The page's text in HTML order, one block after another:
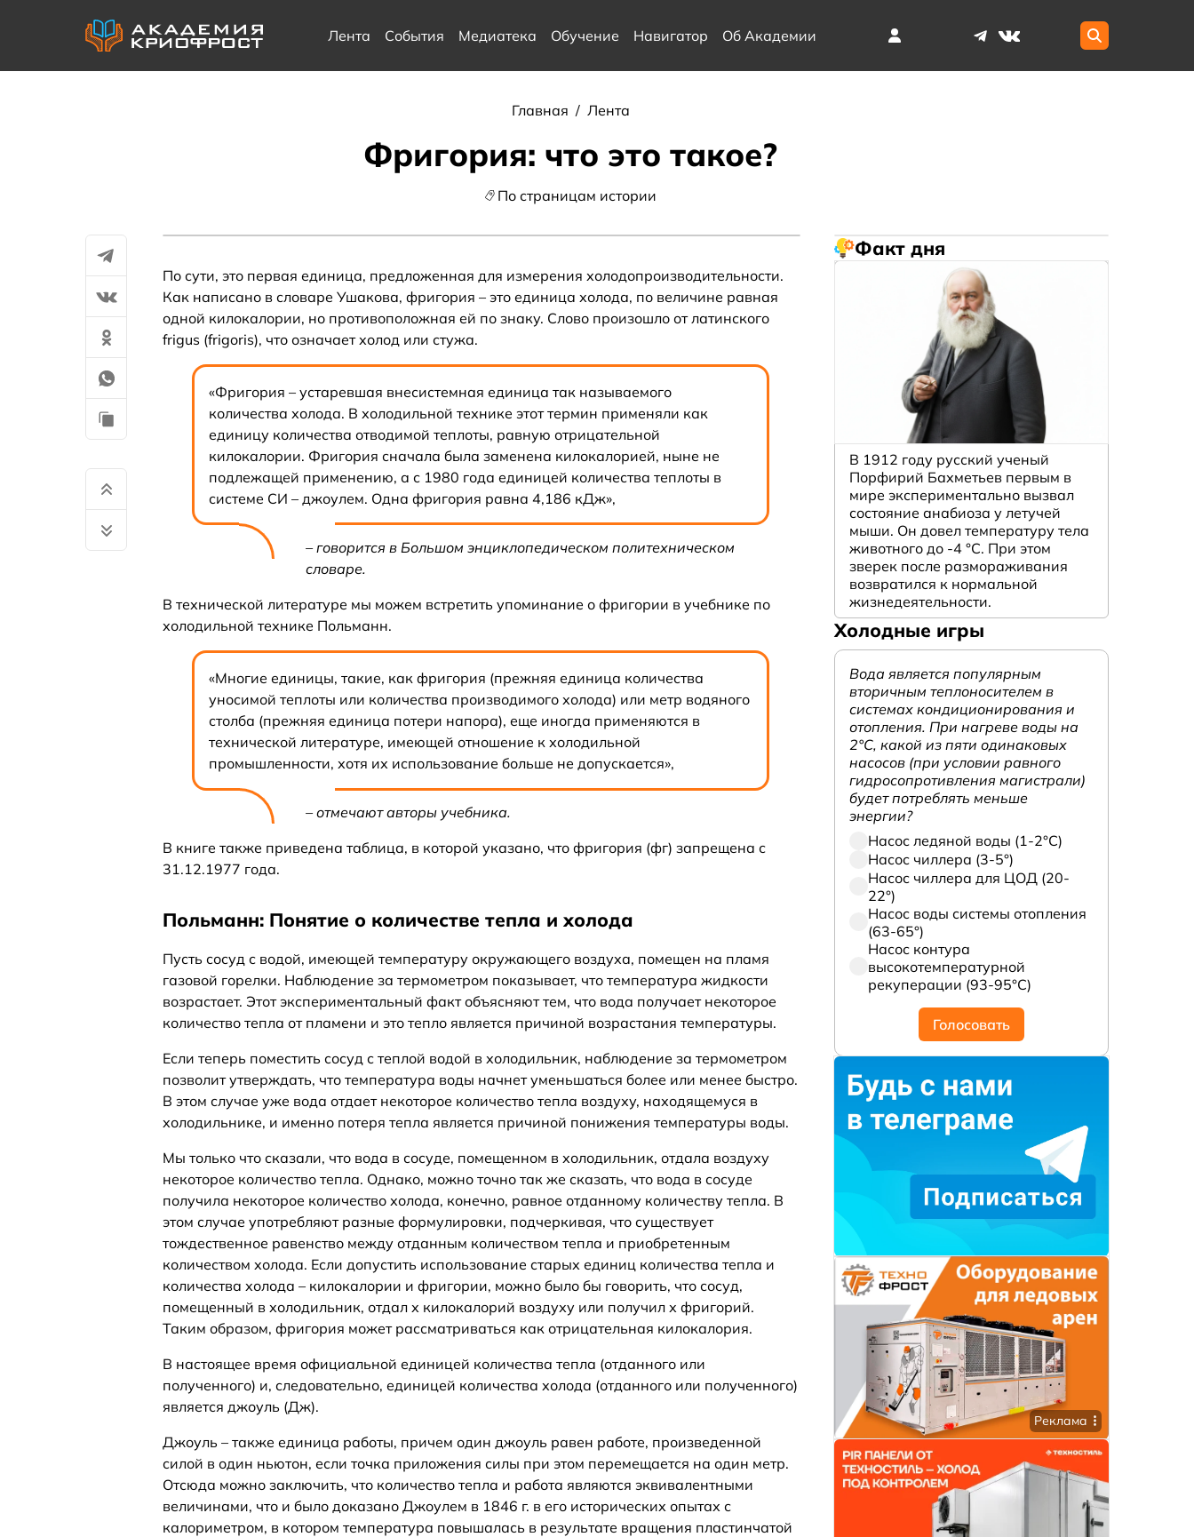
Лента События Медиатека Обучение Навигатор Об Академии
Главная / Лента
Фригория: что это такое?
По страницам истории
По сути, это первая единица, предложенная для измерения холодопроизводительности.
Как написано в словаре Ушакова, фригория – это единица холода, по величине равная
одной килокалории, но противоположная ей по знаку. Слово произошло от латинского
frigus (frigoris), что означает холод или стужа.
«Фригория – устаревшая внесистемная единица так называемого
количества холода. В холодильной технике этот термин применяли как
единицу количества отводимой теплоты, равную отрицательной
килокалории. Фригория сначала была заменена килокалорией, ныне не
подлежащей применению, а с 1980 года единицей количества теплоты в
системе СИ – джоулем. Одна фригория равна 4,186 кДж»,
– говорится в Большом энциклопедическом политехническом
словаре.
В технической литературе мы можем встретить упоминание о фригории в учебнике по
холодильной технике Польманн.
«Многие единицы, такие, как фригория (прежняя единица количества
уносимой теплоты или количества производимого холода) или метр водяного
столба (прежняя единица потери напора), еще иногда применяются в
технической литературе, имеющей отношение к холодильной
промышленности, хотя их использование больше не допускается»,
– отмечают авторы учебника.
В книге также приведена таблица, в которой указано, что фригория (фг) запрещена с
31.12.1977 года.
Польманн: Понятие о количестве тепла и холода
Пусть сосуд с водой, имеющей температуру окружающего воздуха, помещен на пламя
газовой горелки. Наблюдение за термометром показывает, что температура жидкости
возрастает. Этот экспериментальный факт объясняют тем, что вода получает некоторое
количество тепла от пламени и это тепло является причиной возрастания температуры.
Если теперь поместить сосуд с теплой водой в холодильник, наблюдение за термометром
позволит утверждать, что температура воды начнет уменьшаться более или менее быстро.
В этом случае уже вода отдает некоторое количество тепла воздуху, находящемуся в
холодильнике, и именно потеря тепла является причиной понижения температуры воды.
Мы только что сказали, что вода в сосуде, помещенном в холодильник, отдала воздуху
некоторое количество тепла. Однако, можно точно так же сказать, что вода в сосуде
получила некоторое количество холода, конечно, равное отданному количеству тепла. В
этом случае употребляют разные формулировки, подчеркивая, что существует
тождественное равенство между отданным количеством тепла и приобретенным
количеством холода. Если допустить использование старых единиц количества тепла и
количества холода – килокалории и фригории, можно было бы говорить, что сосуд,
помещенный в холодильник, отдал х килокалорий воздуху или получил х фригорий.
Таким образом, фригория может рассматриваться как отрицательная килокалория.
В настоящее время официальной единицей количества тепла (отданного или
полученного) и, следовательно, единицей количества холода (отданного или полученного)
является джоуль (Дж).
Джоуль – также единица работы, причем один джоуль равен работе, произведенной
силой в один ньютон, если точка приложения силы при этом перемещается на один метр.
Отсюда можно заключить, что количество тепла и работа являются эквивалентными
величинами, что и было доказано Джоулем в 1846 г. в его исторических опытах с
калориметром, в котором температура повышалась в результате вращения пластинчатой
Факт дня
В 1912 году русский ученый
Порфирий Бахметьев первым в
мире экспериментально вызвал
состояние анабиоза у летучей
мыши. Он довел температуру тела
животного до -4 °C. При этом
зверек после размораживания
возвратился к нормальной
жизнедеятельности.
Холодные игры
Вода является популярным
вторичным теплоносителем в
системах кондиционирования и
отопления. При нагреве воды на
2°С, какой из пяти одинаковых
насосов (при условии равного
гидросопротивления магистрали)
будет потреблять меньше
энергии?
Насос ледяной воды (1-2°С)
Насос чиллера (3-5°)
Насос чиллера для ЦОД (20-
22°)
Насос воды системы отопления
(63-65°)
Насос контура
высокотемпературной
рекуперации (93-95°С)
Голосовать
Реклама